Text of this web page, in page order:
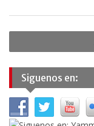
Navegación
de
entradas
Siguenos en: